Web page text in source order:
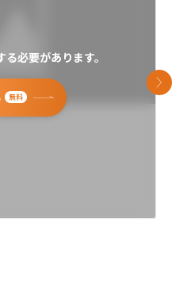
必要があります。
無料
次